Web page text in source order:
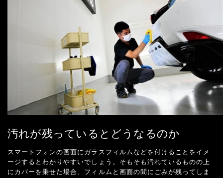
汚れが残っているとどうなるのか
スマートフォンの画面にガラスフィルムなどを付けることをイメ
ージするとわかりやすいでしょう。そもそも汚れているものの上
にカバーを乗せた場合、フィルムと画面の間にごみが残ってしま